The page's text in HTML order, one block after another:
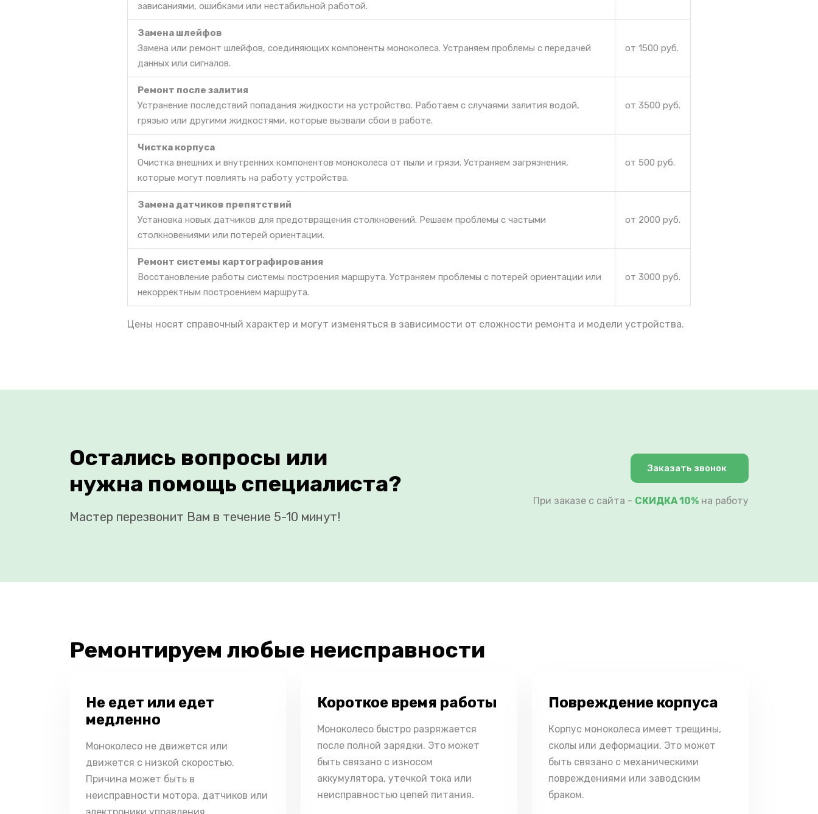
зависаниями, ошибками или нестабильной работой.
Замена шлейфов
Замена или ремонт шлейфов, соединяющих компоненты моноколеса. Устраняем проблемы с передачей
данных или сигналов.
от 1500 руб.
Ремонт после залития
Устранение последствий попадания жидкости на устройство. Работаем с случаями залития водой,
грязью или другими жидкостями, которые вызвали сбои в работе.
от 3500 руб.
Чистка корпуса
Очистка внешних и внутренних компонентов моноколеса от пыли и грязи. Устраняем загрязнения,
которые могут повлиять на работу устройства.
от 500 руб.
Замена датчиков препятствий
Установка новых датчиков для предотвращения столкновений. Решаем проблемы с частыми
столкновениями или потерей ориентации.
от 2000 руб.
Ремонт системы картографирования
Восстановление работы системы построения маршрута. Устраняем проблемы с потерей ориентации или
некорректным построением маршрута.
от 3000 руб.
Цены носят справочный характер и могут изменяться в зависимости от сложности ремонта и модели устройства.
Остались вопросы или
нужна помощь специалиста?
Мастер перезвонит Вам в течение 5-10 минут!
Заказать звонок
При заказе с сайта - СКИДКА 10% на работу
Ремонтируем любые неисправности
Не едет или едет
медленно
Моноколесо не движется или
движется с низкой скоростью.
Причина может быть в
неисправности мотора, датчиков или
Короткое время работы
Моноколесо быстро разряжается
после полной зарядки. Это может
быть связано с износом
аккумулятора, утечкой тока или
неисправностью цепей питания.
Повреждение корпуса
Корпус моноколеса имеет трещины,
сколы или деформации. Это может
быть связано с механическими
повреждениями или заводским
браком.